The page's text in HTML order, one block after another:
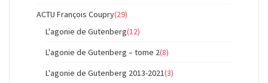
ACTU François Coupry(29)
L'agonie de Gutenberg(12)
L'agonie de Gutenberg – tome 2(8)
L'agonie de Gutenberg 2013-2021(3)